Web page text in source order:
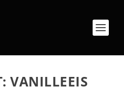
VANILLEEIS